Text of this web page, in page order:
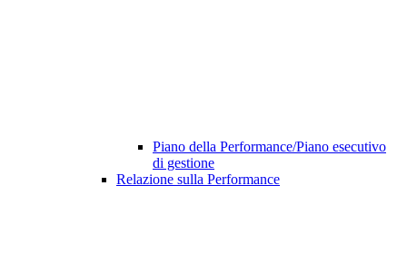
Piano della Performance/Piano esecutivo
di gestione
Relazione sulla Performance